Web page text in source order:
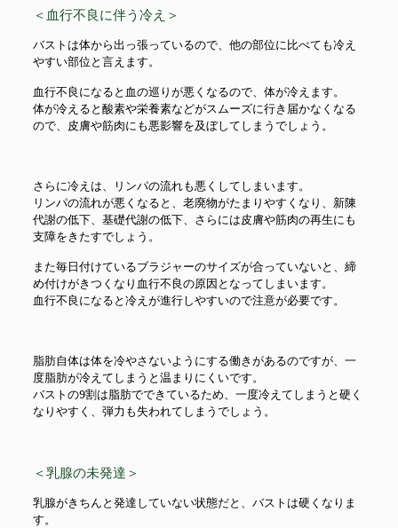
＜血行不良に伴う冷え＞
バストは体から出っ張っているので、他の部位に比べても冷え
やすい部位と言えます。
血行不良になると血の巡りが悪くなるので、体が冷えます。
体が冷えると酸素や栄養素などがスムーズに行き届かなくなる
ので、皮膚や筋肉にも悪影響を及ぼしてしまうでしょう。
さらに冷えは、リンパの流れも悪くしてしまいます。
リンパの流れが悪くなると、老廃物がたまりやすくなり、新陳
代謝の低下、基礎代謝の低下、さらには皮膚や筋肉の再生にも
支障をきたすでしょう。
また毎日付けているブラジャーのサイズが合っていないと、締
め付けがきつくなり血行不良の原因となってしまいます。
血行不良になると冷えが進行しやすいので注意が必要です。
脂肪自体は体を冷やさないようにする働きがあるのですが、一
度脂肪が冷えてしまうと温まりにくいです。
バストの9割は脂肪でできているため、一度冷えてしまうと硬く
なりやすく、弾力も失われてしまうでしょう。
＜乳腺の未発達＞
乳腺がきちんと発達していない状態だと、バストは硬くなりま
す。